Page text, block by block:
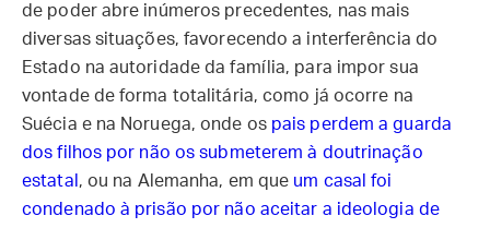
de poder abre inúmeros precedentes, nas mais
diversas situações, favorecendo a interferência do
Estado na autoridade da família, para impor sua
vontade de forma totalitária, como já ocorre na
Suécia e na Noruega, onde os pais perdem a guarda
dos filhos por não os submeterem à doutrinação
estatal , ou na Alemanha, em que um casal foi
condenado à prisão por não aceitar a ideologia de